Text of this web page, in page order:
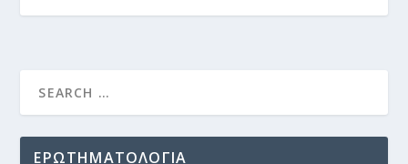
ΕΡΩΤΗΜΑΤΟΛΟΓΙΑ